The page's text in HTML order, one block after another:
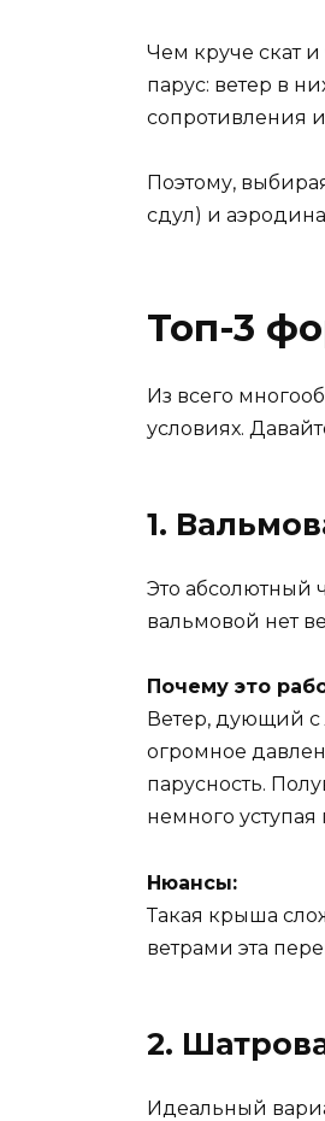
Чем круче скат
парус: ветер в
сопротивления
Поэтому,
сдул) и
Топ-3
Из всего
условиях.
1.
Это абсолютный
вальмовой нет
Почему это
Ветер, дующий с
огромное
парусность.
немного
Нюансы:
Такая крыша
ветрами эта
2.
Идеальный